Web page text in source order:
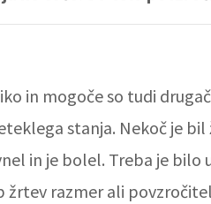
in mogoče so tudi
stanja. Nekoč je bil
in je bolel. Treba je bilo
žrtev razmer ali